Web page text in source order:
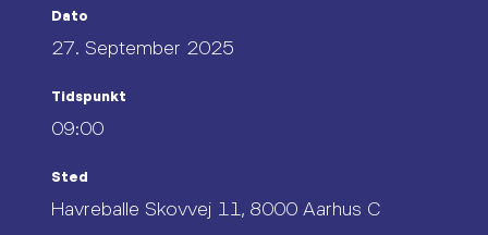
Dato
27. September 2025
Tidspunkt
09:00
Sted
Havreballe Skovvej 11, 8000 Aarhus C